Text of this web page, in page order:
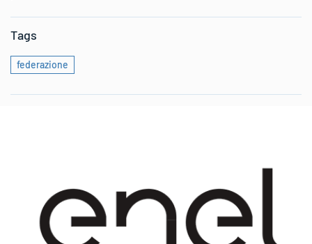
Tags
federazione